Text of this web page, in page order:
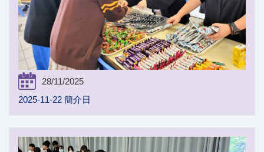
28/11/2025
2025-11-22 簡介日